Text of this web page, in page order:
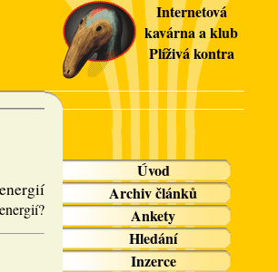
Internetová
kavárna a klub
Plíživá kontra
Úvod
Archiv článků
Ankety
Hledání
Inzerce